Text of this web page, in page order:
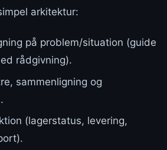
arkitektur:
på problem/situation (guide
rådgivning).
sammenligning og
(lagerstatus, levering,